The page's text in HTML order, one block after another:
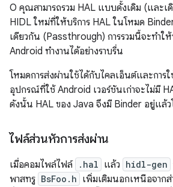
O คุณสามารถรวม HAL แบบดั้งเดิม (และเ
HIDL ใหม่ที่ให้บริการ HAL ในโหมด
เดียวกัน (Passthrough) การรวมนี้จะทําใ
Android ทำงานได้อย่างราบรื่น
โหมดการส่งผ่านใช้ได้กับไคลเอ็นต์และการ
อุปกรณ์ที่ใช้ Android เวอร์ชันเก่าจะไม่มี
ดังนั้น HAL ของ Java จึงมี Binder อยู่แล้
ไฟล์ส่วนหัวการส่งผ่าน
เมื่อคอมไพล์ไฟล์ .hal แล้ว hidl-gen
พาสทรู BsFoo.h เพิ่มเติมนอกเหนือจาก